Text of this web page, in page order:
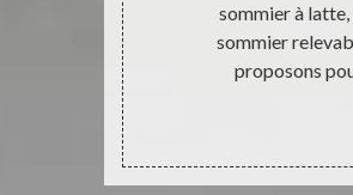
sommier à latte,
sommier
proposons